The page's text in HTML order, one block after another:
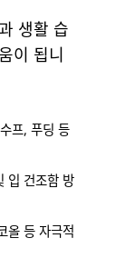
생활 습
이 됩니
프, 푸딩 등
입 건조함 방
올 등 자극적